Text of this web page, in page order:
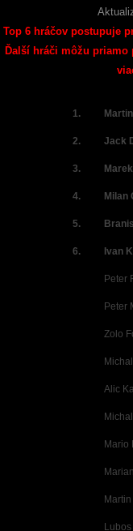
Top 6 hráčov postupuje
Ďalší hráči môžu
1.
2. Jack
3.
4. Milan
5.
6. Ivan
Peter
Peter
Zolo
Alic
Mario